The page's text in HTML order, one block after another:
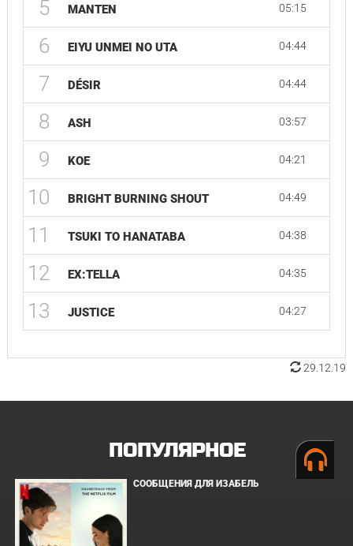
5 MANTEN 05:15
6 EIYU UNMEI NO UTA 04:44
7 DÉSIR 04:44
8 ASH 03:57
9 KOE 04:21
10 BRIGHT BURNING SHOUT 04:49
11 TSUKI TO HANATABA 04:38
12 EX:TELLA 04:35
13 JUSTICE 04:27
29.12.19
ПОПУЛЯРНОЕ
СООБЩЕНИЯ ДЛЯ ИЗАБЕЛЬ